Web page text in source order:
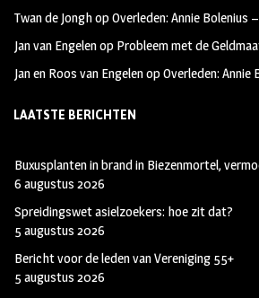
Twan de JonghopOverleden: Annie Bolenius
Jan van Engelenop Probleem met de
Jan en Roos van EngelenopOverleden: Annie
LAATSTE BERICHTEN
Buxusplanten in brand in Biezenmortel,
6 augustus 2026
Spreidingswet asielzoekers: hoe zit dat?
5 augustus 2026
Bericht voor de leden van Vereniging 55+
5 augustus 2026